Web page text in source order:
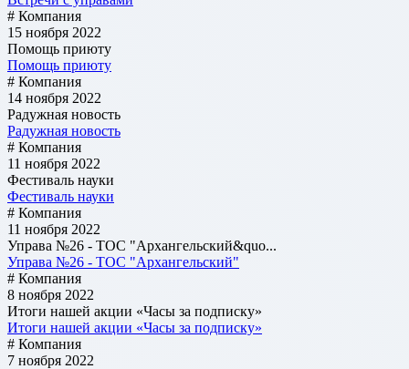
# Компания
15 ноября 2022
Помощь приюту
Помощь приюту
# Компания
14 ноября 2022
Радужная новость
Радужная новость
# Компания
11 ноября 2022
Фестиваль науки
Фестиваль науки
# Компания
11 ноября 2022
Управа №26 - ТОС "Архангельский&quo...
Управа №26 - ТОС "Архангельский"
# Компания
8 ноября 2022
Итоги нашей акции «Часы за подписку»
Итоги нашей акции «Часы за подписку»
# Компания
7 ноября 2022